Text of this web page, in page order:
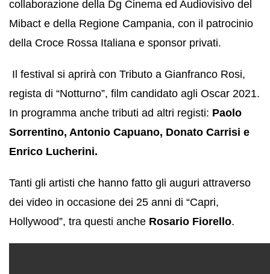
collaborazione della Dg Cinema ed Audiovisivo del
Mibact e della Regione Campania, con il patrocinio
della Croce Rossa Italiana e sponsor privati.
Il festival si aprirà con Tributo a Gianfranco Rosi,
regista di “Notturno”, film candidato agli Oscar 2021.
In programma anche tributi ad altri registi: Paolo
Sorrentino, Antonio Capuano, Donato Carrisi e
Enrico Lucherini.
Tanti gli artisti che hanno fatto gli auguri attraverso
dei video in occasione dei 25 anni di “Capri,
Hollywood”, tra questi anche Rosario Fiorello.